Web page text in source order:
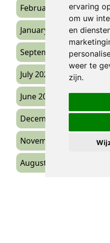
ervaring
om uw
en
weer te
zijn.
February 2026 (1)
January 2026 (1)
September 2025 (2)
July 2025
June 2025 (1)
December 2024
November 2024
August 2024